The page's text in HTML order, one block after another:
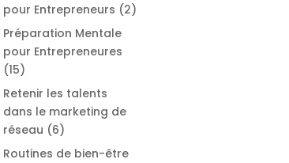
pour Entrepreneurs (2)
Préparation Mentale
pour Entrepreneures
(15)
Retenir les talents
dans le marketing de
réseau (6)
Routines de bien-être